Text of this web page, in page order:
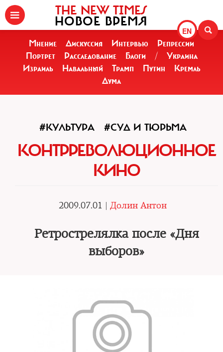
EN
THE NEW TIMES
НОВОЕ ВРЕМЯ
Мнение Дискуссия Интервью
Репрессии
Портрет
Расследование Блоги /
Украина
Израиль
Навальный Трамп Путин
Кремль
Дума
#КУЛЬТУРА #СУД И ТЮРЬМА
КОНТРРЕВОЛЮЦИОННОЕ
КИНО
2009.07.01 | Долин Антон
Ретрострелялка после «Дня
выборов»